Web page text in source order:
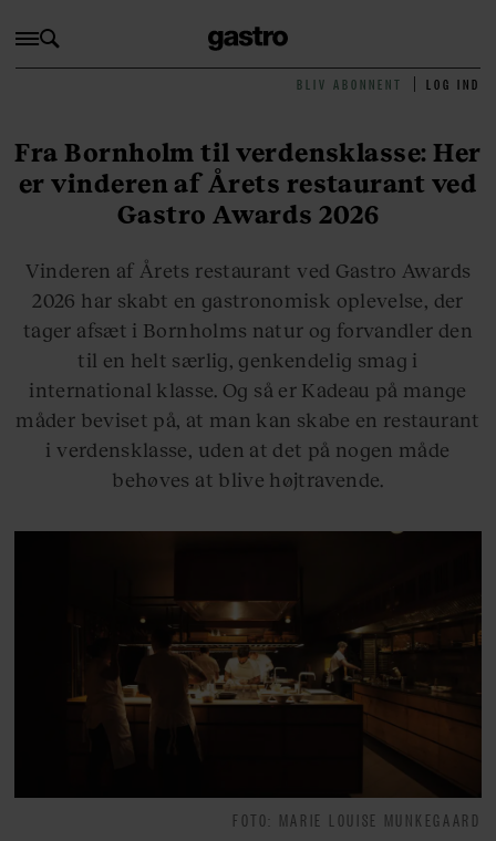
BLIV ABONNENT LOG IND
Fra Bornholm til verdensklasse: Her
er vinderen af Årets restaurant ved
Gastro Awards 2026
Vinderen af Årets restaurant ved Gastro Awards
2026 har skabt en gastronomisk oplevelse, der
tager afsæt i Bornholms natur og forvandler den
til en helt særlig, genkendelig smag i
international klasse. Og så er Kadeau på mange
måder beviset på, at man kan skabe en restaurant
i verdensklasse, uden at det på nogen måde
behøves at blive højtravende.
FOTO: MARIE LOUISE MUNKEGAARD